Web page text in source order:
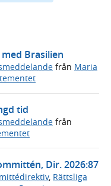
Brasilien
från Maria
tid
från
Dir. 2026:87
, Rättsliga